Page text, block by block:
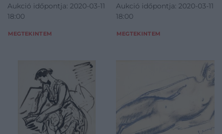
Aukció időpontja: 2020-03-11
18:00
MEGTEKINTEM
Aukció időpontja: 2020-03-11
18:00
MEGTEKINTEM